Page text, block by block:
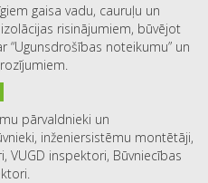
gaisa vadu, cauruļu un
risinājumiem, būvējot
“Ugunsdrošības noteikumu” un
pārvaldnieki un
inženiersistēmu montētāji,
VUGD inspektori, Būvniecības